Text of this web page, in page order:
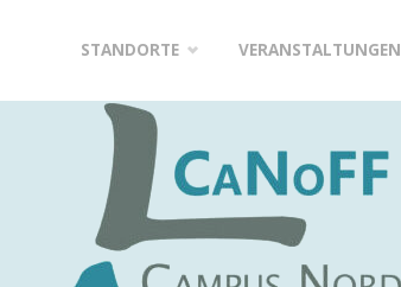
springen
STANDORTE VERANSTALTUNGEN